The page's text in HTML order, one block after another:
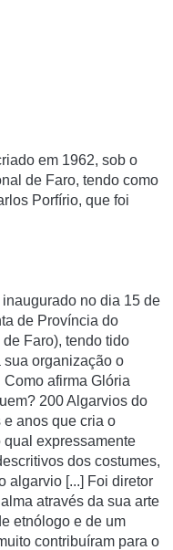
em 1962, sob o
de Faro, tendo como
Porfírio, que foi
no dia 15 de
de Província do
Faro), tendo tido
organização o
afirma Glória
200 Algarvios do
e anos que cria o
qual expressamente
dos costumes,
algarvio [...] Foi diretor
através da sua arte
etnólogo e de um
contribuíram para o